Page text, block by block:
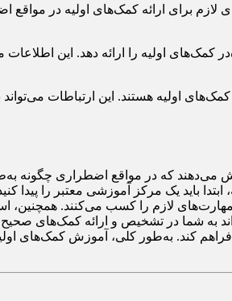
ارائه کمک‌های اولیه در مواقع
کمک‌های اولیه را ارائه دهد. این
اولیه هستند. این ارتباطات
که در مواقع اضطراری چگونه
یک مرکز آموزشی معتبر را پیدا
لازم را کسب می‌کنند. همچنین،
به شما در تشخیص و ارائه کمک‌های
کند. به‌طور کلی، آموزش کمک‌های